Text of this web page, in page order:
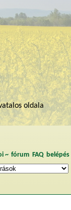
oldala
~ fórum FAQ belépés